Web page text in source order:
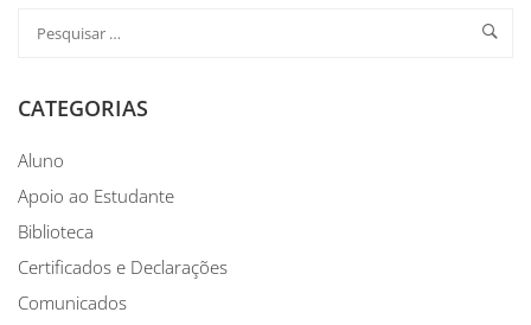
CATEGORIAS
Aluno
Apoio ao Estudante
Biblioteca
Certificados e Declarações
Comunicados